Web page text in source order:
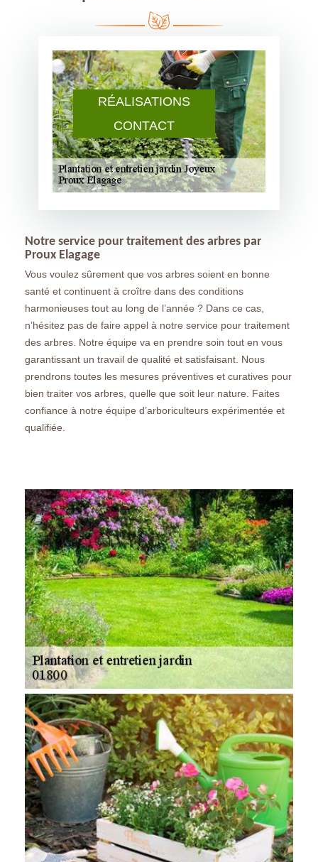
RÉALISATIONS
CONTACT
Notre service pour traitement des arbres par
Proux Elagage
Vous voulez sûrement que vos arbres soient en bonne
santé et continuent à croître dans des conditions
harmonieuses tout au long de l’année ? Dans ce cas,
n’hésitez pas de faire appel à notre service pour traitement
des arbres. Notre équipe va en prendre soin tout en vous
garantissant un travail de qualité et satisfaisant. Nous
prendrons toutes les mesures préventives et curatives pour
bien traiter vos arbres, quelle que soit leur nature. Faites
confiance à notre équipe d’arboriculteurs expérimentée et
qualifiée.